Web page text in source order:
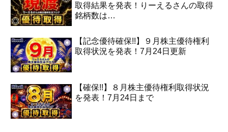
取得結果を発表！りーえるさんの取得
銘柄数は…
【記念優待確保!!】９月株主優待権利
取得状況を発表！7月24日更新
【確保!!】８月株主優待権利取得状況
を発表！7月24日まで